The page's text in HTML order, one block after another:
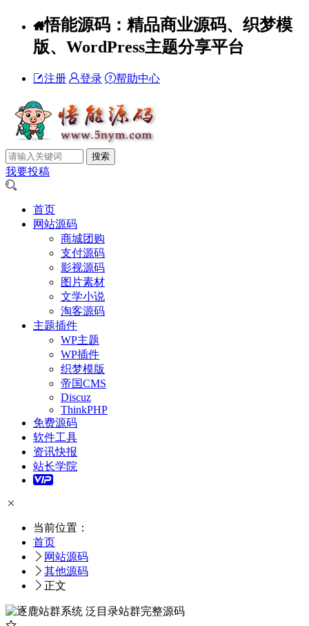
悟能源码：精品商业源码、织梦模
版、WordPress主题分享平台
注册 登录 帮助中心
我要投稿
首页
网站源码
商城团购
支付源码
影视源码
图片素材
文学小说
淘客源码
主题插件
WP主题
WP插件
织梦模版
帝国CMS
Discuz
ThinkPHP
免费源码
软件工具
资讯快报
站长学院
当前位置：
首页
网站源码
其他源码
正文